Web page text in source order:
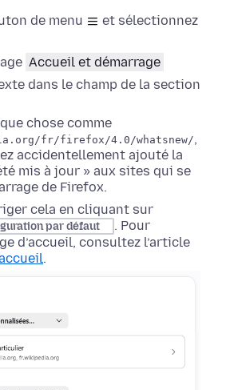
de menu
et sélectionnez
Accueil et démarrage
dans le champ de la section
chose comme
fr/firefox/4.0/whatsnew/,
accidentellement ajouté la
mis à jour » aux sites qui se
de Firefox.
cela en cliquant sur
par défaut
. Pour
d’accueil, consultez l’article
.